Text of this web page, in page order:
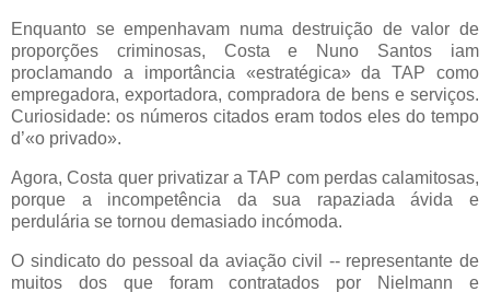
Enquanto se empenhavam numa destruição de valor de
proporções criminosas, Costa e Nuno Santos iam
proclamando a importância «estratégica» da TAP como
empregadora, exportadora, compradora de bens e serviços.
Curiosidade: os números citados eram todos eles do tempo
d’«o privado».
Agora, Costa quer privatizar a TAP com perdas calamitosas,
porque a incompetência da sua rapaziada ávida e
perdulária se tornou demasiado incómoda.
O sindicato do pessoal da aviação civil -- representante de
muitos dos que foram contratados por Nielmann e